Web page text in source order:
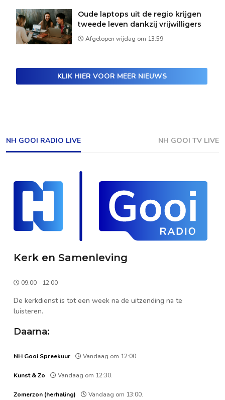
Oude laptops uit de regio krijgen
tweede leven dankzij vrijwilligers
Afgelopen vrijdag om 13:59
KLIK HIER VOOR MEER NIEUWS
NH GOOI RADIO LIVE NH GOOI TV LIVE
Kerk en Samenleving
09:00 - 12:00
De kerkdienst is tot een week na de uitzending na te
luisteren.
Daarna:
NH Gooi Spreekuur Vandaag om 12:00.
Kunst & Zo Vandaag om 12:30.
Zomerzon (herhaling) Vandaag om 13:00.